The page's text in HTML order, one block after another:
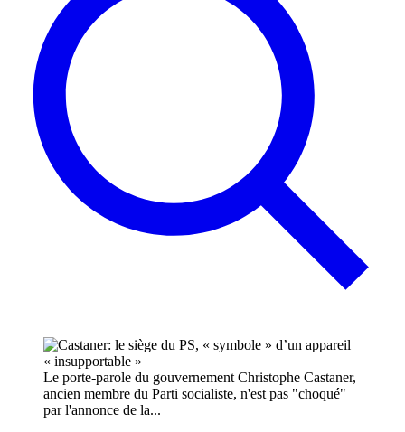
Le porte-parole du gouvernement Christophe Castaner,
ancien membre du Parti socialiste, n'est pas "choqué"
par l'annonce de la...